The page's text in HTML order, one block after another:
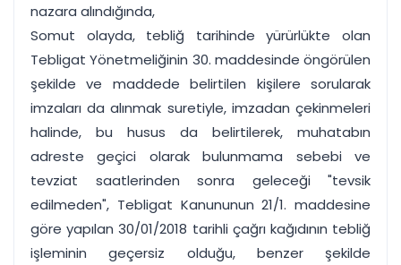
nazara alındığında,
Somut olayda, tebliğ tarihinde yürürlükte olan
Tebligat Yönetmeliğinin 30. maddesinde öngörülen
şekilde ve maddede belirtilen kişilere sorularak
imzaları da alınmak suretiyle, imzadan çekinmeleri
halinde, bu husus da belirtilerek, muhatabın
adreste geçici olarak bulunmama sebebi ve
tevziat saatlerinden sonra geleceği "tevsik
edilmeden", Tebligat Kanununun 21/1. maddesine
göre yapılan 30/01/2018 tarihli çağrı kağıdının tebliğ
işleminin geçersiz olduğu, benzer şekilde